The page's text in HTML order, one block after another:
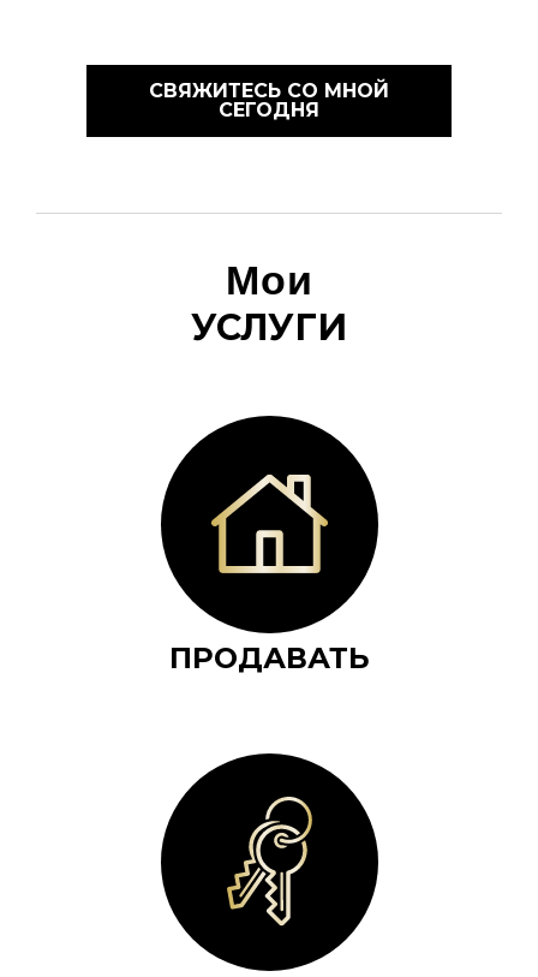
СВЯЖИТЕСЬ СО МНОЙ
СЕГОДНЯ
Мои
УСЛУГИ
ПРОДАВАТЬ